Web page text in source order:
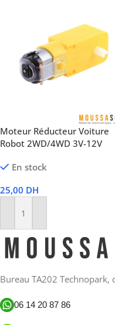
Moteur Réducteur Voiture
Robot 2WD/4WD 3V-12V
En stock
25,00 DH
Ajouter Au Panier
Bureau TA202 Technopark,
06 14 20 87 86